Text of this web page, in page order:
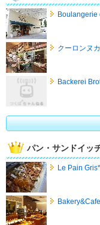
Boulangerie
クーロンヌ
Backerei
パン・サンドイッ
Le Pain